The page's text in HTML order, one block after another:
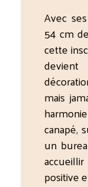
Avec
54 cm
cette
mais
canapé,
un
positive